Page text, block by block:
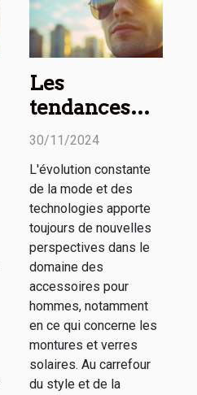
Les
tendances
actuelles en
montures et
verres
solaires pour
hommes
30/11/2024
L'évolution constante
de la mode et des
technologies apporte
toujours de nouvelles
perspectives dans le
domaine des
accessoires pour
hommes, notamment
en ce qui concerne les
montures et verres
solaires. Au carrefour
du style et de la